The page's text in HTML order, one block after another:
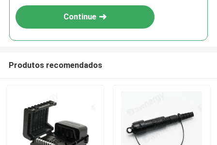
Continue
Produtos recomendados